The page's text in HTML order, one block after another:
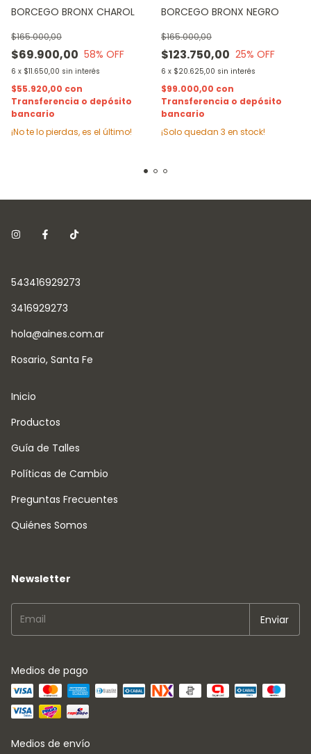
BORCEGO BRONX CHAROL
$69.900,00
$165.000,00
58% OFF
6 x $11.650,00 sin interés
$55.920,00 con
Transferencia o depósito
bancario
¡No te lo pierdas, es el último!
BORCEGO BRONX NEGRO
$123.750,00
$165.000,00
25% OFF
6 x $20.625,00 sin interés
$99.000,00 con
Transferencia o depósito
bancario
¡Solo quedan 3 en stock!
543416929273
3416929273
hola@aines.com.ar
Rosario, Santa Fe
Inicio
Productos
Guía de Talles
Políticas de Cambio
Preguntas Frecuentes
Quiénes Somos
Newsletter
Medios de pago
Medios de envío